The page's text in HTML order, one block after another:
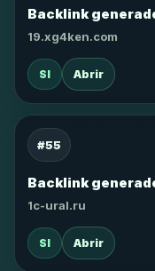
Backlink
19.xg4ken.com
SI Abrir
#55
Backlink
1c-ural.ru
SI Abrir